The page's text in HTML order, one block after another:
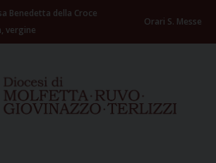
Benedetta della Croce
vergine
Orari S. Messe